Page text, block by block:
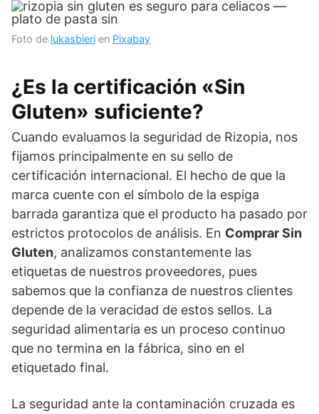
Foto de lukasbieri en Pixabay
¿Es la certificación «Sin
Gluten» suficiente?
Cuando evaluamos la seguridad de Rizopia, nos
fijamos principalmente en su sello de
certificación internacional. El hecho de que la
marca cuente con el símbolo de la espiga
barrada garantiza que el producto ha pasado por
estrictos protocolos de análisis. En Comprar Sin
Gluten, analizamos constantemente las
etiquetas de nuestros proveedores, pues
sabemos que la confianza de nuestros clientes
depende de la veracidad de estos sellos. La
seguridad alimentaria es un proceso continuo
que no termina en la fábrica, sino en el
etiquetado final.
La seguridad ante la contaminación cruzada es